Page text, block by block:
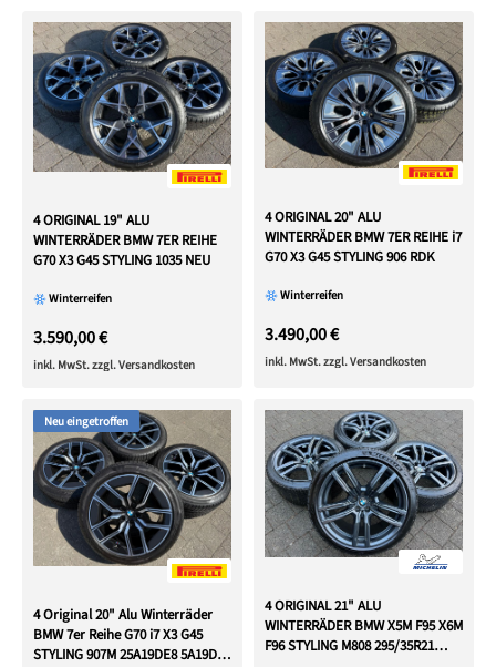
4 ORIGINAL 19" ALU
WINTERRÄDER BMW 7ER REIHE
G70 X3 G45 STYLING 1035 NEU
Winterreifen
3.590,00 €
inkl. MwSt. zzgl. Versandkosten
4 ORIGINAL 20" ALU
WINTERRÄDER BMW 7ER REIHE i7
G70 X3 G45 STYLING 906 RDK
Winterreifen
3.490,00 €
inkl. MwSt. zzgl. Versandkosten
Neu eingetroffen
4 Original 20" Alu Winterräder
BMW 7er Reihe G70 i7 X3 G45
STYLING 907M 25A19DE8 5A19DE9
4 ORIGINAL 21" ALU
WINTERRÄDER BMW X5M F95 X6M
F96 STYLING M808 295/35R21